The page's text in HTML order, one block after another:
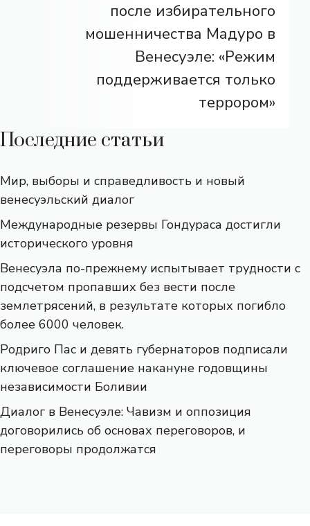
после избирательного
мошенничества Мадуро в
Венесуэле: «Режим
поддерживается только
террором»
Последние статьи
Мир, выборы и справедливость и новый
венесуэльский диалог
Международные резервы Гондураса достигли
исторического уровня
Венесуэла по-прежнему испытывает трудности с
подсчетом пропавших без вести после
землетрясений, в результате которых погибло
более 6000 человек.
Родриго Пас и девять губернаторов подписали
ключевое соглашение накануне годовщины
независимости Боливии
Диалог в Венесуэле: Чавизм и оппозиция
договорились об основах переговоров, и
переговоры продолжатся